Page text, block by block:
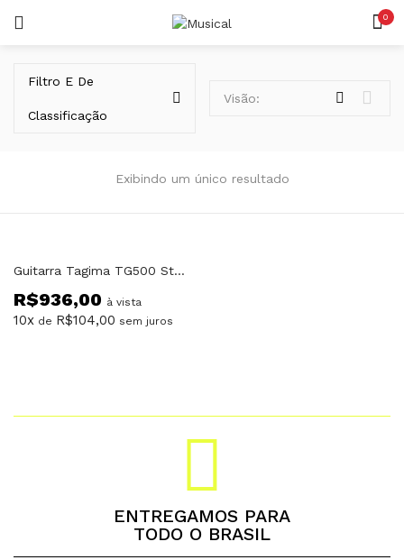
0
Exibindo um único resultado
Filtro E De
Classificação
Visão:
Guitarra Tagima TG500 Stratocaster MGY Metallic
R$936,00 à vista
10x de R$104,00 sem juros
ENTREGAMOS PARA
TODO O BRASIL